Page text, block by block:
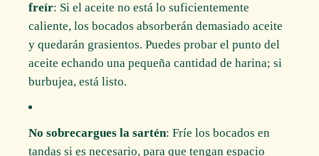
freír: Si el aceite no está lo suficientemente
caliente, los bocados absorberán demasiado aceite
y quedarán grasientos. Puedes probar el punto del
aceite echando una pequeña cantidad de harina; si
burbujea, está listo.
No sobrecargues la sartén: Fríe los bocados en
tandas si es necesario, para que tengan espacio